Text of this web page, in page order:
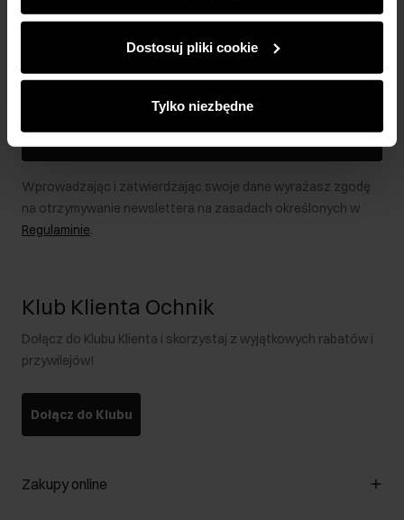
najnowszych promocjach w e-sklepie. Informacje o tym,
partnerom społecznościowym, reklamowym i
analitycznym. Partnerzy mogą połączyć te informacje z
podczas korzystania z ich usług.
Dostosuj pliki cookie
Tylko niezbędne
Bądź na bieżąco z nowościami i promocjami!
Wprowadzając i zatwierdzając swoje dane wyrażasz zgodę
na otrzymywanie newslettera na zasadach określonych w
Regulaminie.
Klub Klienta Ochnik
Dołącz do Klubu Klienta i skorzystaj z wyjątkowych rabatów i
przywilejów!
Dołącz do Klubu
Zakupy online